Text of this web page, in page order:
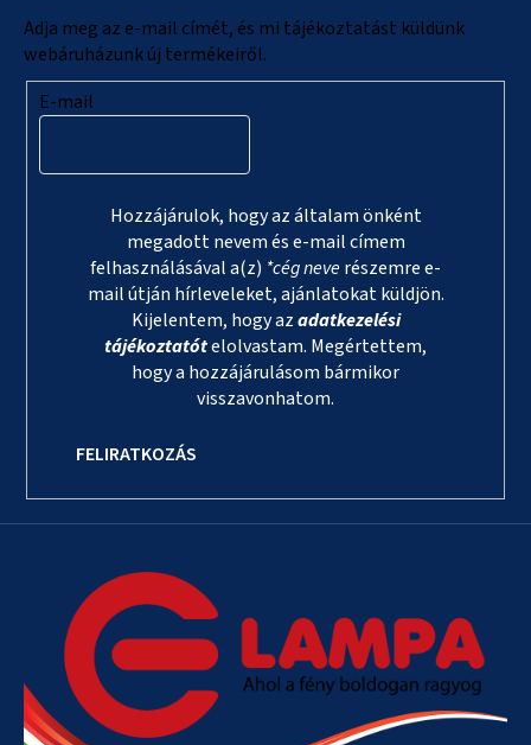
Adja meg az e-mail címét, és mi tájékoztatást küldünk
webáruházunk új termékeiről.
E-mail
Hozzájárulok, hogy az általam önként
megadott nevem és e-mail címem
felhasználásával a(z) *cég neverészemre e-
mail útján hírleveleket, ajánlatokat küldjön.
Kijelentem, hogy azadatkezelési
tájékoztatótelolvastam. Megértettem,
hogy a hozzájárulásom bármikor
visszavonhatom.
FELIRATKOZÁS